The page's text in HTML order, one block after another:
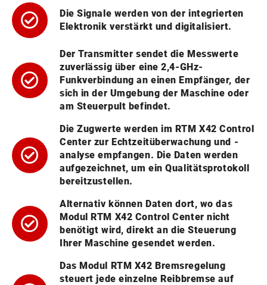
Die Signale werden von der integrierten
Elektronik verstärkt und digitalisiert.
Der Transmitter sendet die Messwerte
zuverlässig über eine 2,4-GHz-
Funkverbindung an einen Empfänger, der
sich in der Umgebung der Maschine oder
am Steuerpult befindet.
Die Zugwerte werden im RTM X42 Control
Center zur Echtzeitüberwachung und -
analyse empfangen. Die Daten werden
aufgezeichnet, um ein Qualitätsprotokoll
bereitzustellen.
Alternativ können Daten dort, wo das
Modul RTM X42 Control Center nicht
benötigt wird, direkt an die Steuerung
Ihrer Maschine gesendet werden.
Das Modul RTM X42 Bremsregelung
steuert jede einzelne Reibbremse auf